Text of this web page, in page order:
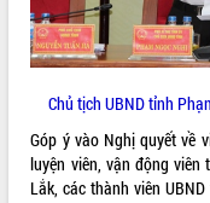
Khám bệnh, cấp phát thuốc
và tặng quà người dân xã Cư
tháng 7/2026
Lễ truy tặng danh hiệu “Bà Mẹ
Nam Anh hùng” và trao Huân
Lao động
Chủ tịch UBND tỉnh
Góp ý vào Nghị quyết về
luyện viên, vận động
Lắk, các thành viên